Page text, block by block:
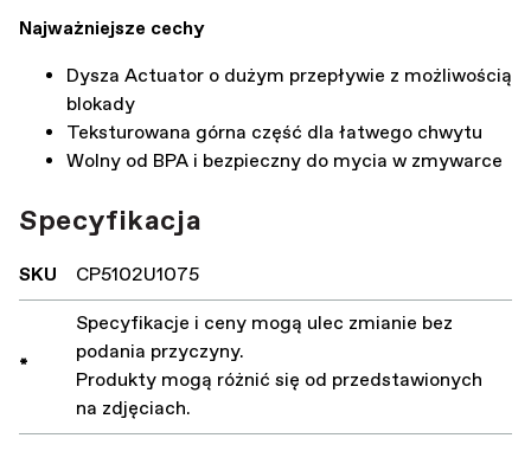
Najważniejsze cechy
Dysza Actuator o dużym przepływie z możliwością
blokady
Teksturowana górna część dla łatwego chwytu
Wolny od BPA i bezpieczny do mycia w zmywarce
Specyfikacja
SKU CP5102U1075
*
Specyfikacje i ceny mogą ulec zmianie bez
podania przyczyny.
Produkty mogą różnić się od przedstawionych
na zdjęciach.